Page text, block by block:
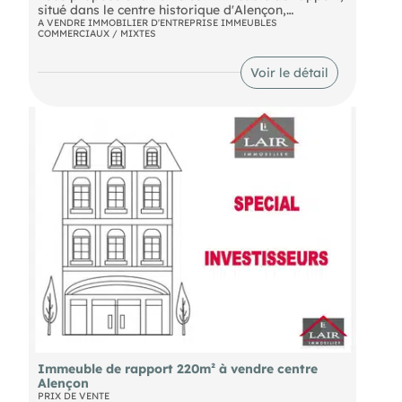
situé dans le centre historique d'Alençon,
emplacement n°1. Il se compose au rez-de-
chaussée d'une boutique d'environ 27m², puis 3
niveaux et un sous-sol avec atelier. Indissociable
de la vente du fonds de commerce référencé 11123
bis Pour plus de renseignements, contactez notre
A VENDRE IMMOBILIER D'ENTREPRISE IMMEUBLES
COMMERCIAUX / MIXTES
Voir le détail
Immeuble de rapport 220m² à vendre centre
Alençon
PRIX DE VENTE